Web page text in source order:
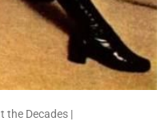
the Decades |